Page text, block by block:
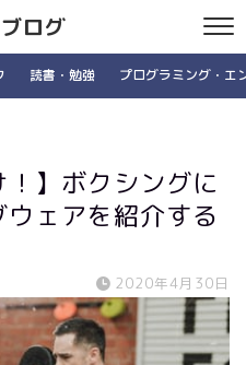
ログ
読書・勉強 プログラミング・エ
！】ボクシングに
ェアを紹介する
2020年4月30日